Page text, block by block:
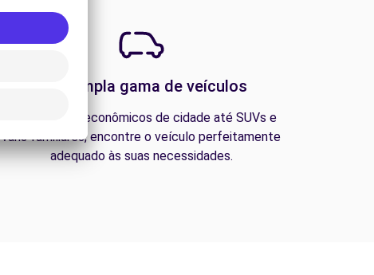
Uma ampla gama de veículos
Desde carros econômicos de cidade até SUVs e
vans familiares, encontre o veículo perfeitamente
adequado às suas necessidades.